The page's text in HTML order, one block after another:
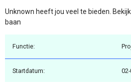
Unknown heeft jou veel te bieden.
baan
Functie:
Startdatum: